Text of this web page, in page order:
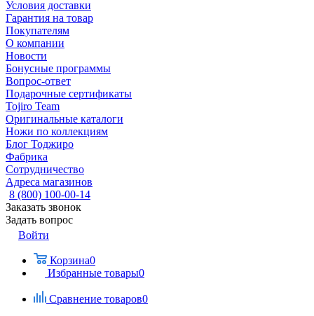
Условия доставки
Гарантия на товар
Покупателям
О компании
Новости
Бонусные программы
Вопрос-ответ
Подарочные сертификаты
Tojiro Team
Оригинальные каталоги
Ножи по коллекциям
Блог Тоджиро
Фабрика
Сотрудничество
Адреса магазинов
8 (800) 100-00-14
Заказать звонок
Задать вопрос
Войти
Корзина0
Избранные товары0
Сравнение товаров0